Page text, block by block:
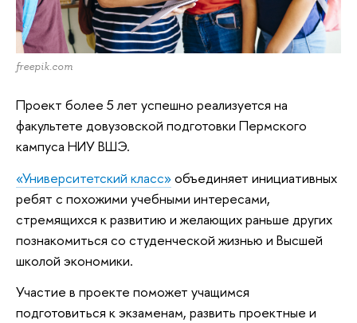
freepik.com
Проект более 5 лет успешно реализуется на
факультете довузовской подготовки Пермского
кампуса НИУ ВШЭ.
«Университетский класс»объединяет инициативных
ребят с похожими учебными интересами,
стремящихся к развитию и желающих раньше других
познакомиться со студенческой жизнью и Высшей
школой экономики.
Участие в проекте поможет учащимся
подготовиться к экзаменам, развить проектные и